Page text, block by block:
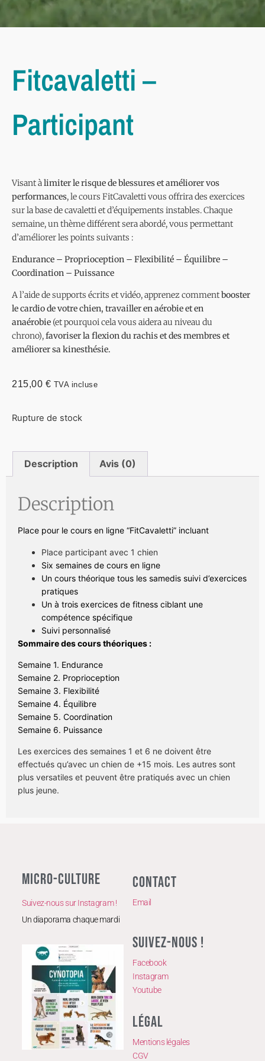
Fitcavaletti –
Participant
Visant àlimiter le risque de blessures et améliorer vos
performances, le cours FitCavaletti vous offrira des exercices
sur la base de cavaletti et d’équipements instables. Chaque
semaine, un thème différent sera abordé, vous permettant
d’améliorer les points suivants :
Endurance – Proprioception – Flexibilité – Équilibre –
Coordination – Puissance
A l’aide de supports écrits et vidéo, apprenez commentbooster
le cardio de votre chien, travailler en aérobie et en
anaérobie (et pourquoi cela vous aidera au niveau du
chrono),favoriser la flexion du rachis et des membres et
améliorer sa kinesthésie.
215,00 € TVA incluse
Rupture de stock
Description Avis (0)
Description
Place pour le cours en ligne “FitCavaletti” incluant
Place participant avec 1 chien
Six semaines de cours en ligne
Un cours théorique tous les samedis suivi d’exercices
pratiques
Un à trois exercices de fitness ciblant une
compétence spécifique
Suivi personnalisé
Sommaire des cours théoriques :
Semaine 1. Endurance
Semaine 2. Proprioception
Semaine 3. Flexibilité
Semaine 4. Équilibre
Semaine 5. Coordination
Semaine 6. Puissance
Les exercices des semaines 1 et 6 ne doivent être
effectués qu’avec un chien de +15 mois. Les autres sont
plus versatiles et peuvent être pratiqués avec un chien
plus jeune.
MICRO-CULTURE
Suivez-nous sur Instagram !
Un diaporama chaque mardi
CONTACT
Email
SUIVEZ-NOUS !
Facebook
Instagram
Youtube
LÉGAL
Mentions légales
CGV